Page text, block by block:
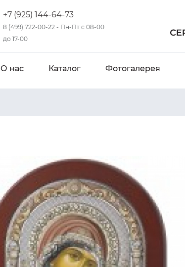
+7 (925) 144-64-73
8 (499) 722-00-22 - Пн-Пт с 08-00
до 17-00
О нас Каталог Фотогалерея